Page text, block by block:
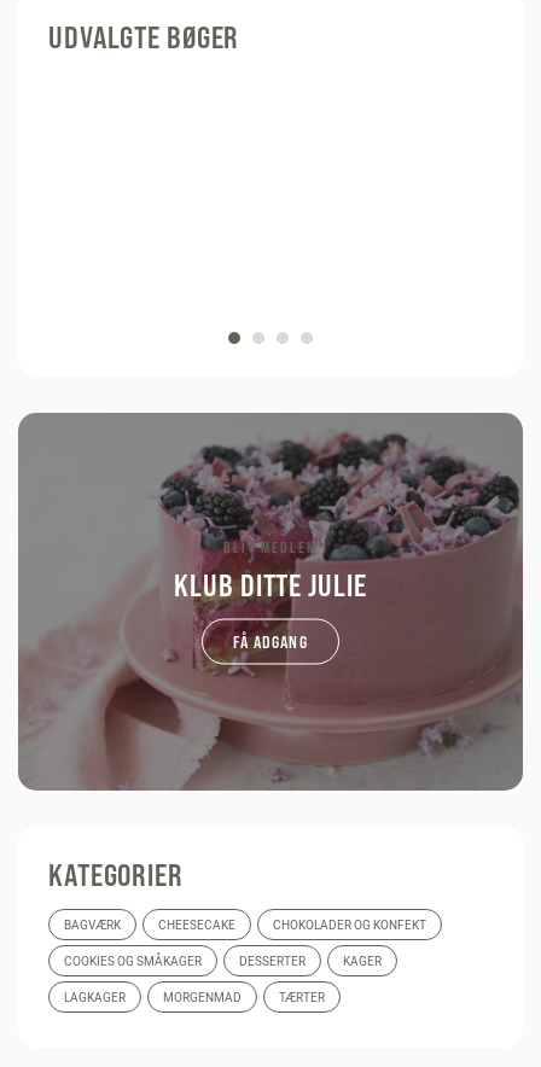
UDVALGTE BØGER
BLIV MEDLEM
KLUB DITTE JULIE
FÅ ADGANG
KATEGORIER
BAGVÆRK CHEESECAKE CHOKOLADER OG KONFEKT
COOKIES OG SMÅKAGER DESSERTER KAGER
LAGKAGER MORGENMAD TÆRTER